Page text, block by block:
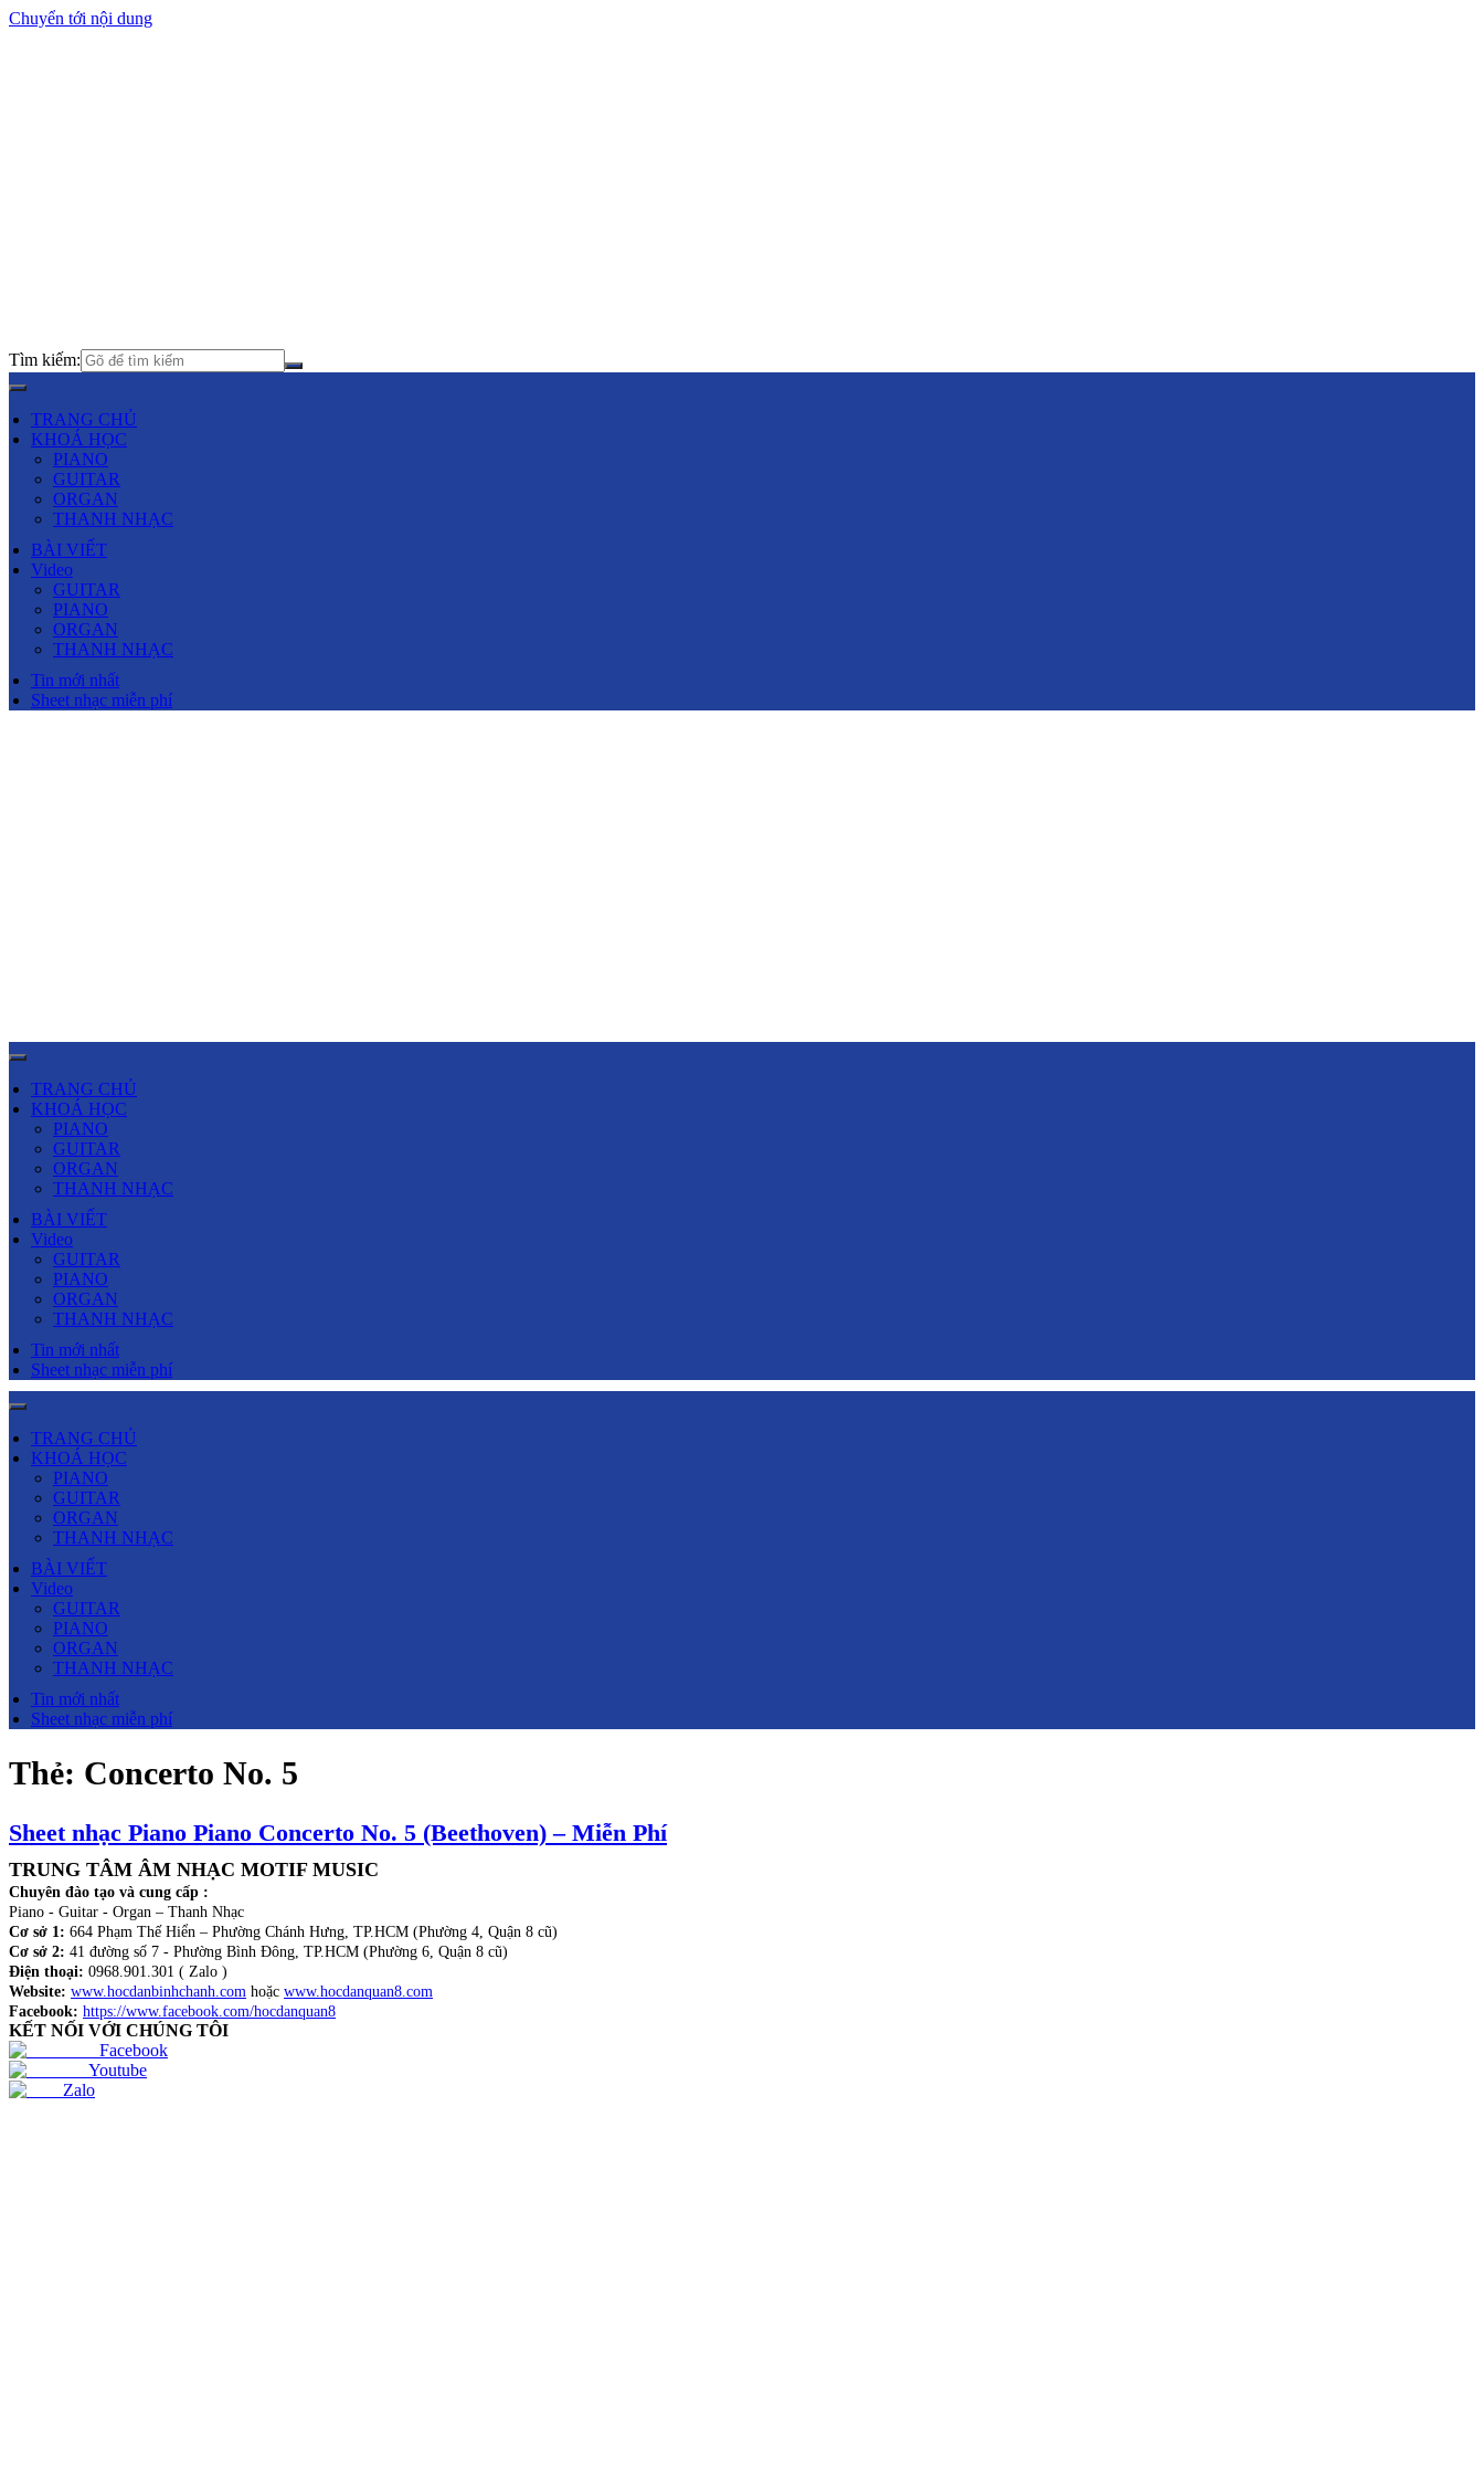
Chuyển tới nội dung
Tìm kiếm:
TRANG CHỦ
KHOÁ HỌC
PIANO
GUITAR
ORGAN
THANH NHẠC
BÀI VIẾT
Video
GUITAR
PIANO
ORGAN
THANH NHẠC
Tin mới nhất
Sheet nhạc miễn phí
TRANG CHỦ
KHOÁ HỌC
PIANO
GUITAR
ORGAN
THANH NHẠC
BÀI VIẾT
Video
GUITAR
PIANO
ORGAN
THANH NHẠC
Tin mới nhất
Sheet nhạc miễn phí
TRANG CHỦ
KHOÁ HỌC
PIANO
GUITAR
ORGAN
THANH NHẠC
BÀI VIẾT
Video
GUITAR
PIANO
ORGAN
THANH NHẠC
Tin mới nhất
Sheet nhạc miễn phí
Thẻ: Concerto No. 5
Sheet nhạc Piano Piano Concerto No. 5 (Beethoven) – Miễn Phí
TRUNG TÂM ÂM NHẠC MOTIF MUSIC
Chuyên đào tạo và cung cấp :
Piano - Guitar - Organ – Thanh Nhạc
Cơ sở 1: 664 Phạm Thế Hiển – Phường Chánh Hưng, TP.HCM (Phường 4, Quận 8 cũ)
Cơ sở 2: 41 đường số 7 - Phường Bình Đông, TP.HCM (Phường 6, Quận 8 cũ)
Điện thoại: 0968.901.301 ( Zalo )
Website: www.hocdanbinhchanh.com hoặc www.hocdanquan8.com
Facebook: https://www.facebook.com/hocdanquan8
KẾT NỐI VỚI CHÚNG TÔI
Facebook
Youtube
Zalo